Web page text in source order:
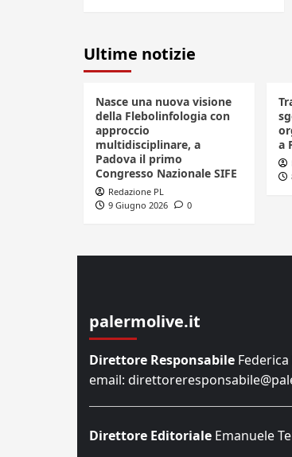
Ultime notizie
Nasce una nuova visione
della Flebolinfologia con
approccio
multidisciplinare, a
Padova il primo
Congresso Nazionale SIFE
Redazione PL
9 Giugno 2026
0
a
palermolive.it
Direttore Responsabile
email:
Direttore Editoriale Emanuele